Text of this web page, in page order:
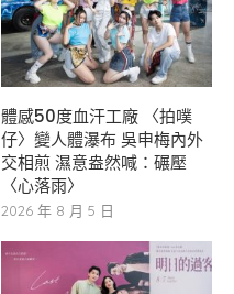
體感50度血汗工廠 〈拍噗
仔〉變人體瀑布 吳申梅內外
交相煎 濕意盎然喊：碾壓
〈心落雨〉
2026 年 8 月 5 日